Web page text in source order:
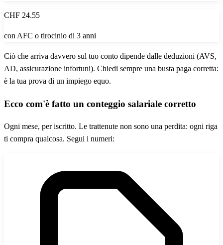
CHF 24.55
con AFC o tirocinio di 3 anni
Ciò che arriva davvero sul tuo conto dipende dalle deduzioni (AVS,
AD, assicurazione infortuni). Chiedi sempre una busta paga corretta:
è la tua prova di un impiego equo.
Ecco com'è fatto un conteggio salariale corretto
Ogni mese, per iscritto. Le trattenute non sono una perdita: ogni riga
ti compra qualcosa. Segui i numeri: